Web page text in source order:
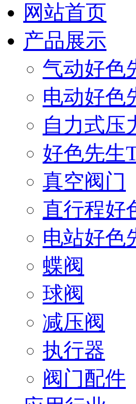
网站首页
产品展示
气动好色
电动好色
自力式压
好色先生
真空阀门
直行程好
电站好色
蝶阀
球阀
减压阀
执行器
阀门配件